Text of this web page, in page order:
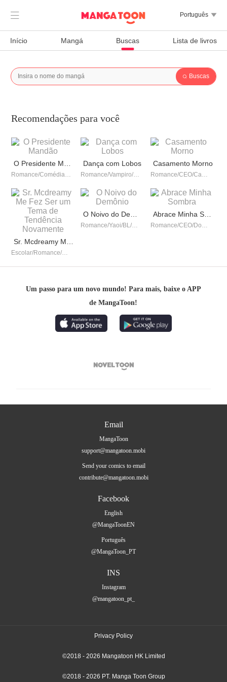
 Português 
Início Mangá Buscas Lista de livros
 Buscas
Recomendações para você
Romance/Comédia/Trágico/CEO/Doce/Gentil/Possessivo/Dominante/Arrogante
Dança com Lobos
Romance/Vampiro/BL/LGBT
Casamento Morno
Romance/CEO/Casamento antes do amor/Doce/Trágico/Drama/Casamento contratado
Escolar/Romance/Yaoi/BL/Doce/LGBT/Ramo do entretenimento
Romance/Yaoi/BL/Predestinado
Abrace Minha Sombra
Romance/CEO/Doce/Casamento contratado/Predestinado/Possessivo/Dominante/Obediente/Urbano
Um passo para um novo mundo! Para mais, baixe o APP
de MangaToon!

Email
MangaToon
support@mangatoon.mobi
Send your comics to email
contribute@mangatoon.mobi
Facebook
English
@MangaToonEN
Português
@MangaToon_PT
INS
Instagram
@mangatoon_pt_
Privacy Policy
©2018 - 2026 Mangatoon HK Limited
©2018 - 2026 PT. Manga Toon Group